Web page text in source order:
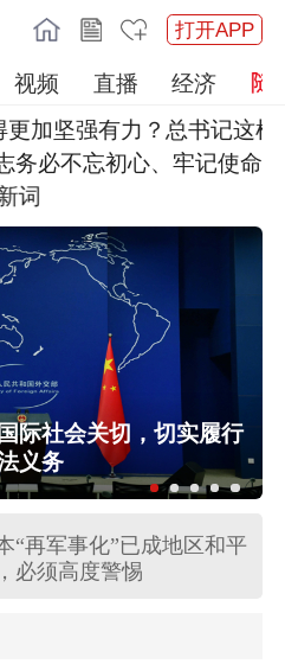
打开APP
视频 直播
经济
坚强有力？总书记这样部
懂“怎样创造业绩”的实干
词
际社会关切，切实履行
义务
后，胡瑞连主动投案
“再军事化”已成地区和平
必须高度警惕
应正视国际社会关切，